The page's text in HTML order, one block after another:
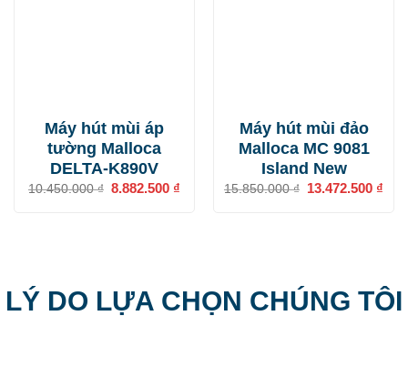
Máy hút mùi áp
tường Malloca
DELTA-K890V
10.450.000₫ Giá
8.882.500 ₫
Máy hút mùi đảo
Malloca MC 9081
Island New
15.850.000₫
Giá
13.472.500 ₫
LÝ DO LỰA CHỌN CHÚNG TÔI